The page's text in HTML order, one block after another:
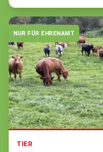
NUR FÜR EHRENAMT
TIER